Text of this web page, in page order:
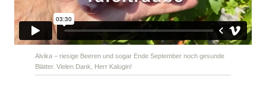
Alvika – riesige Beeren und sogar Ende September noch gesunde
Blätter. Vielen Dank, Herr Kalugin!